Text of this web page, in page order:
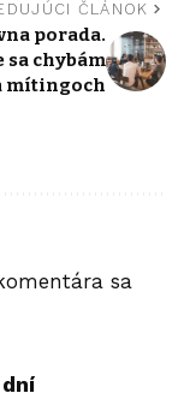
ČLÁNOK
porada.
chybám
mítingoch
sa